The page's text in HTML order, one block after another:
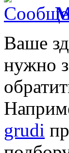
Ваше
нужно
grudi